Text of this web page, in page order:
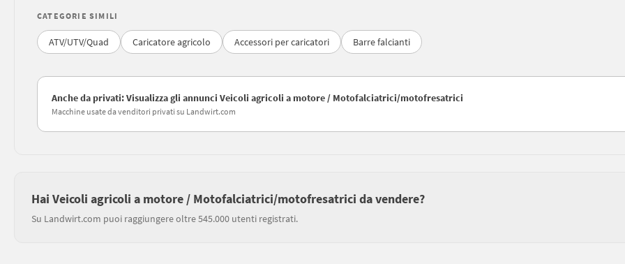
CATEGORIE SIMILI
ATV/UTV/Quad Caricatore agricolo Accessori per caricatori Barre falcianti
Anche da privati: Visualizza gli annunci Veicoli agricoli a motore / Motofalciatrici/motofresatrici
Macchine usate da venditori privati su Landwirt.com
Hai Veicoli agricoli a motore / Motofalciatrici/motofresatrici da vendere?
Su Landwirt.com puoi raggiungere oltre 545.000 utenti registrati.